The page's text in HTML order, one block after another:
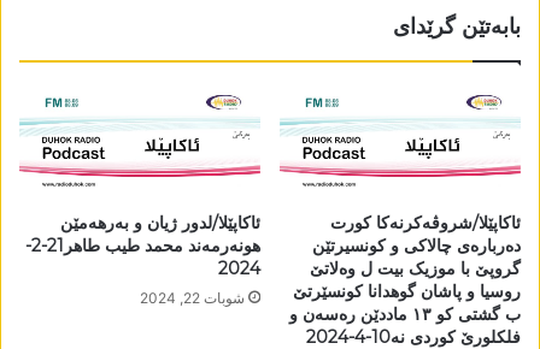
بابەتێن گرێدای
ئاکاپێلا/شروڤەکرنەکا کورت
دەربارەی چالاکی و کونسیرتێن
گروپێ با موزیک بیت ل وەلاتێ
روسیا و پاشان گوھدانا کونسێرتێ
ب گشتی کو ١٣ ماددێن رەسەن و
فلکلورێ کوردی نە10-4-2024
ئاکاپێلا/لدور ژیان و بەرھەمێن
ھونەرمەند محمد طيب طاهر21-2-
2024
شوبات 22, 2024